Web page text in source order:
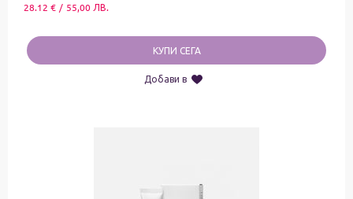
28.12 € / 55,00 ЛВ.
КУПИ СЕГА
Добави в